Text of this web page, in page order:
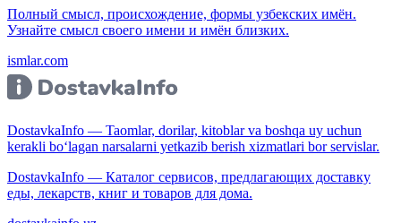
Полный смысл, происхождение, формы узбекских имён.
Узнайте смысл своего имени и имён близких.
ismlar.com
DostavkaInfo — Taomlar, dorilar, kitoblar va boshqa uy uchun
kerakli bo‘lagan narsalarni yetkazib berish xizmatlari bor servislar.
DostavkaInfo — Каталог сервисов, предлагающих доставку
еды, лекарств, книг и товаров для дома.